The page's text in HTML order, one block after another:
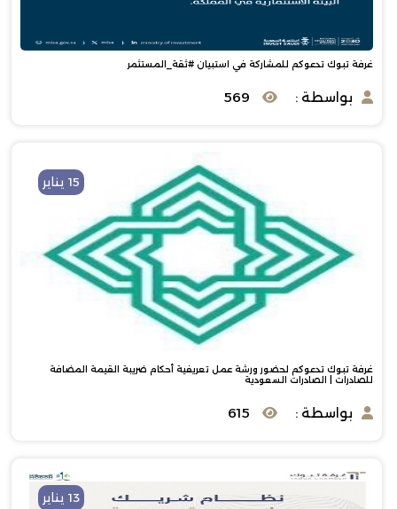
غرفة تبوك‬ تدعوكم ‫للمشاركة في استبيان ‫#ثقة_المستثمر‬
بواسطة : 569
15 يناير
غرفة تبوك تدعوكم لحضور ورشة عمل تعريفية أحكام ضريبة القيمة المضافة
للصادرات | الصادرات السعودية
بواسطة : 615
13 يناير